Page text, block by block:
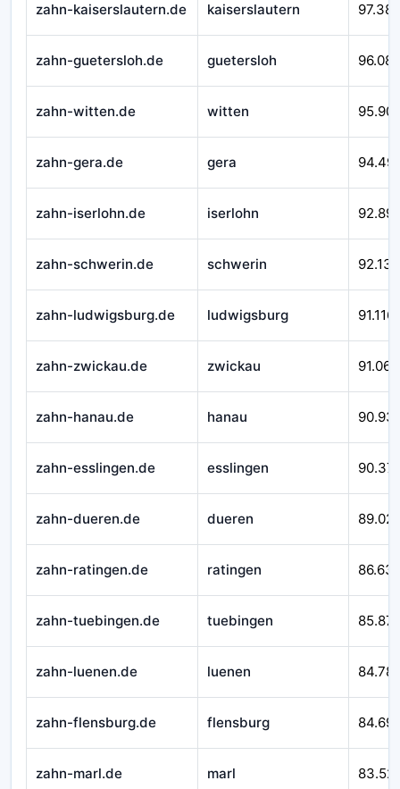
zahn-kaiserslautern.de kaiserslautern 97.382
zahn-guetersloh.de guetersloh 96.085
zahn-witten.de witten
zahn-gera.de gera
zahn-iserlohn.de iserlohn
zahn-schwerin.de schwerin 92.138
zahn-ludwigsburg.de ludwigsburg 91.116
zahn-zwickau.de zwickau 91.066
zahn-hanau.de hanau
zahn-esslingen.de esslingen
zahn-dueren.de dueren
zahn-ratingen.de ratingen
zahn-tuebingen.de tuebingen 85.871
zahn-luenen.de luenen
zahn-flensburg.de flensburg
zahn-marl.de marl